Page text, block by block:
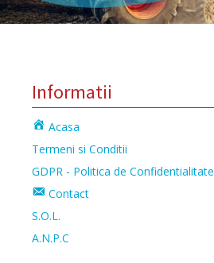
Informatii
Acasa
Termeni si Conditii
GDPR - Politica de Confidentialitate
Contact
S.O.L.
A.N.P.C